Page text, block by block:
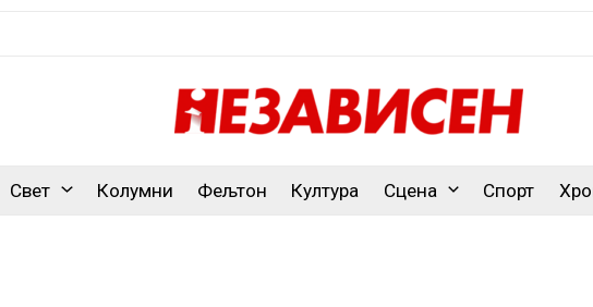
Свет Колумни Фељтон Култура Сцена Спорт